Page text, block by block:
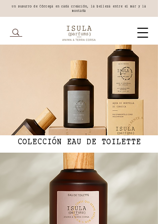
Un susurro de Córcega en cada creación, la belleza entre el mar y la
montaña
COLECCIÓN EAU DE TOILETTE